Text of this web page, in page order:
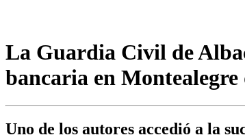
La Guardia Civil de
bancaria en
Uno de los autores accedió a la